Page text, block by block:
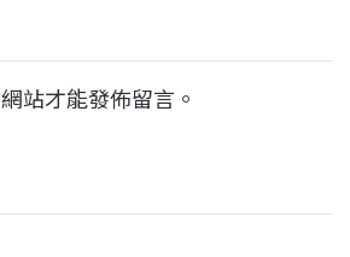
網站才能發佈留言。